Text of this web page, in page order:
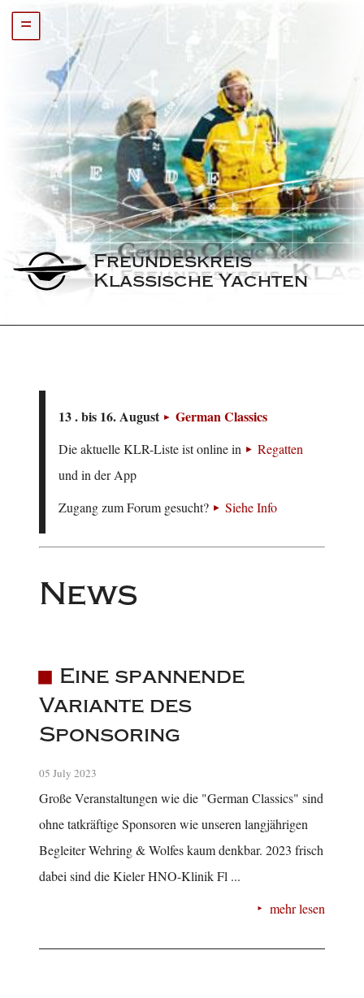
=
Freundeskreis
Klassische Yachten
13 . bis 16. August German Classics
Die aktuelle KLR-Liste ist online in
Regatten
und in der App
Zugang zum Forum gesucht?
Siehe Info
News
Eine spannende
Variante des
Sponsoring
05 July 2023
Große Veranstaltungen wie die "German Classics" sind
ohne tatkräftige Sponsoren wie unseren langjährigen
Begleiter Wehring & Wolfes kaum denkbar. 2023 frisch
dabei sind die Kieler HNO-Klinik Fl ...
mehr lesen